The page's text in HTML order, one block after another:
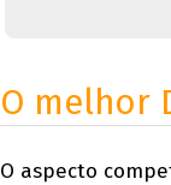
O melhor
O aspecto